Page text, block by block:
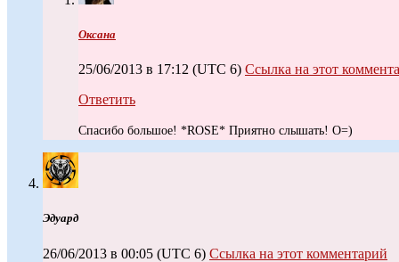
Оксана
25/06/2013 в 17:12 (UTC 6) Ссылка на этот
Ответить
Спасибо большое! *ROSE* Приятно слышать! O=)
Эдуард
26/06/2013 в 00:05 (UTC 6) Ссылка на этот комментарий